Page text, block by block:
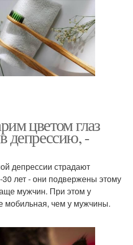
цветом глаз
депрессию, -
депрессии страдают
лет - они подвержены этому
мужчин. При этом у
мобильная, чем у мужчины.